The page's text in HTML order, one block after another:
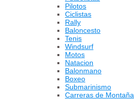
Pilotos
Ciclistas
Rally
Baloncesto
Tenis
Windsurf
Motos
Natacion
Balonmano
Boxeo
Submarinismo
Carreras de Montaña